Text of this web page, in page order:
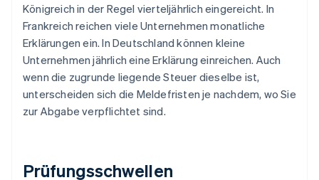
Königreich in der Regel vierteljährlich eingereicht. In
Frankreich reichen viele Unternehmen monatliche
Erklärungen ein. In Deutschland können kleine
Unternehmen jährlich eine Erklärung einreichen. Auch
wenn die zugrunde liegende Steuer dieselbe ist,
unterscheiden sich die Meldefristen je nachdem, wo Sie
zur Abgabe verpflichtet sind.
Prüfungsschwellen